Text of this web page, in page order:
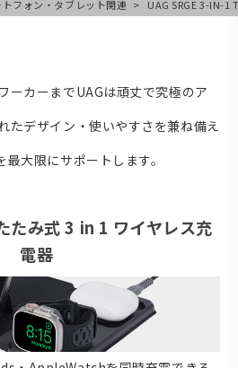
トフォン・タブレット関連 UAG SRGE 3-IN-1
ーカーまでUAGは頑丈で究極のア
たデザイン・使いやすさを兼ね備え
大限にサポートします。
たみ式 3 in 1 ワイヤレス充
電器